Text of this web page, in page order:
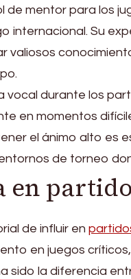
de mentor para los
internacional. Su
valiosos
vocal durante los
en momentos
el ánimo alto es
de torneo
en
de influir en
en juegos
sido la diferencia